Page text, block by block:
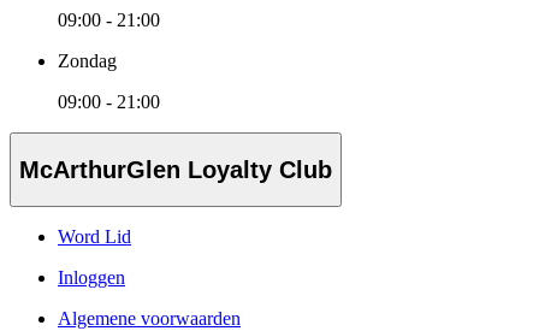
09:00 - 21:00
Zondag
09:00 - 21:00
McArthurGlen Loyalty Club
Word Lid
Inloggen
Algemene voorwaarden